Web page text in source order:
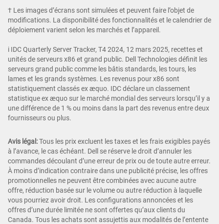
† Les images d’écrans sont simulées et peuvent faire l’objet de
modifications. La disponibilité des fonctionnalités et le calendrier de
déploiement varient selon les marchés et l’appareil.
i IDC Quarterly Server Tracker, T4 2024, 12 mars 2025, recettes et
unités de serveurs x86 et grand public. Dell Technologies définit les
serveurs grand public comme les bâtis standards, les tours, les
lames et les grands systèmes. Les revenus pour x86 sont
statistiquement classés ex æquo. IDC déclare un classement
statistique ex æquo sur le marché mondial des serveurs lorsqu’il y a
une différence de 1 % ou moins dans la part des revenus entre deux
fournisseurs ou plus.
Avis légal:Tous les prix excluent les taxes et les frais exigibles payés
à l’avance, le cas échéant. Dell se réserve le droit d’annuler les
commandes découlant d’une erreur de prix ou de toute autre erreur.
À moins d’indication contraire dans une publicité précise, les offres
promotionnelles ne peuvent être combinées avec aucune autre
offre, réduction basée sur le volume ou autre réduction à laquelle
vous pourriez avoir droit. Les configurations annoncées et les
offres d’une durée limitée ne sont offertes qu’aux clients du
Canada. Tous les achats sont assujettis aux modalités de l’entente